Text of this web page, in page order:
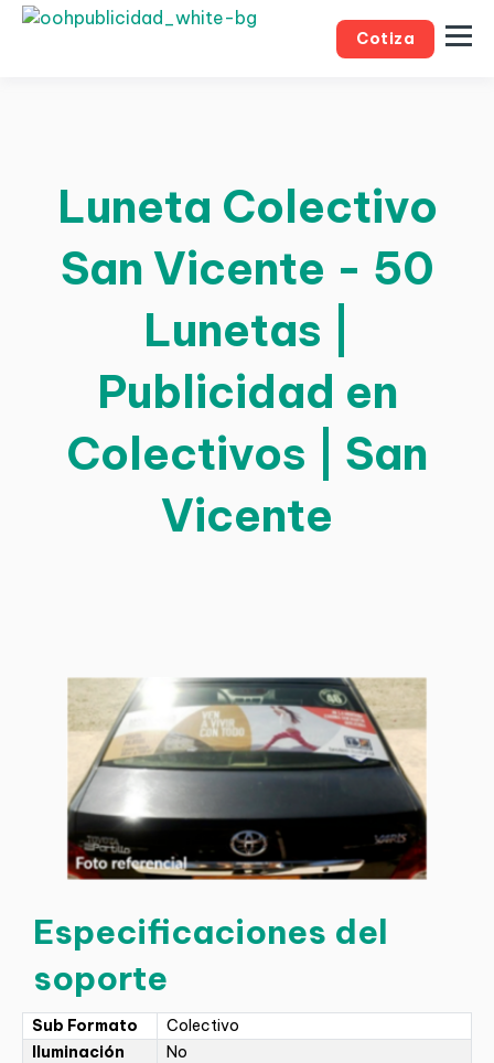
Cotiza
Luneta Colectivo
San Vicente - 50
Lunetas |
Publicidad en
Colectivos | San
Vicente
Especificaciones del
soporte
Sub Formato
Colectivo
Iluminación
No